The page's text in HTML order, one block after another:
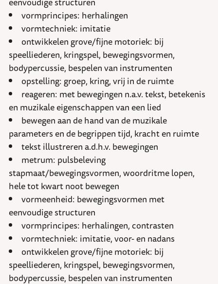
vormprincipes: herhalingen
vormtechniek: imitatie
ontwikkelen grove/fijne motoriek: bij
speelliederen, kringspel, bewegingsvormen,
bodypercussie, bespelen van instrumenten
opstelling: groep, kring, vrij in de ruimte
reageren: met bewegingen n.a.v. tekst, betekenis
en muzikale eigenschappen van een lied
bewegen aan de hand van de muzikale
parameters en de begrippen tijd, kracht en ruimte
tekst illustreren a.d.h.v. bewegingen
metrum: pulsbeleving
stapmaat/bewegingsvormen, woordritme lopen,
hele tot kwart noot bewegen
vormeenheid: bewegingsvormen met
eenvoudige structuren
vormprincipes: herhalingen, contrasten
vormtechniek: imitatie, voor- en nadans
ontwikkelen grove/fijne motoriek: bij
speelliederen, kringspel, bewegingsvormen,
bodypercussie, bespelen van instrumenten